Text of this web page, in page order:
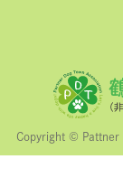
Copyright © Pattner